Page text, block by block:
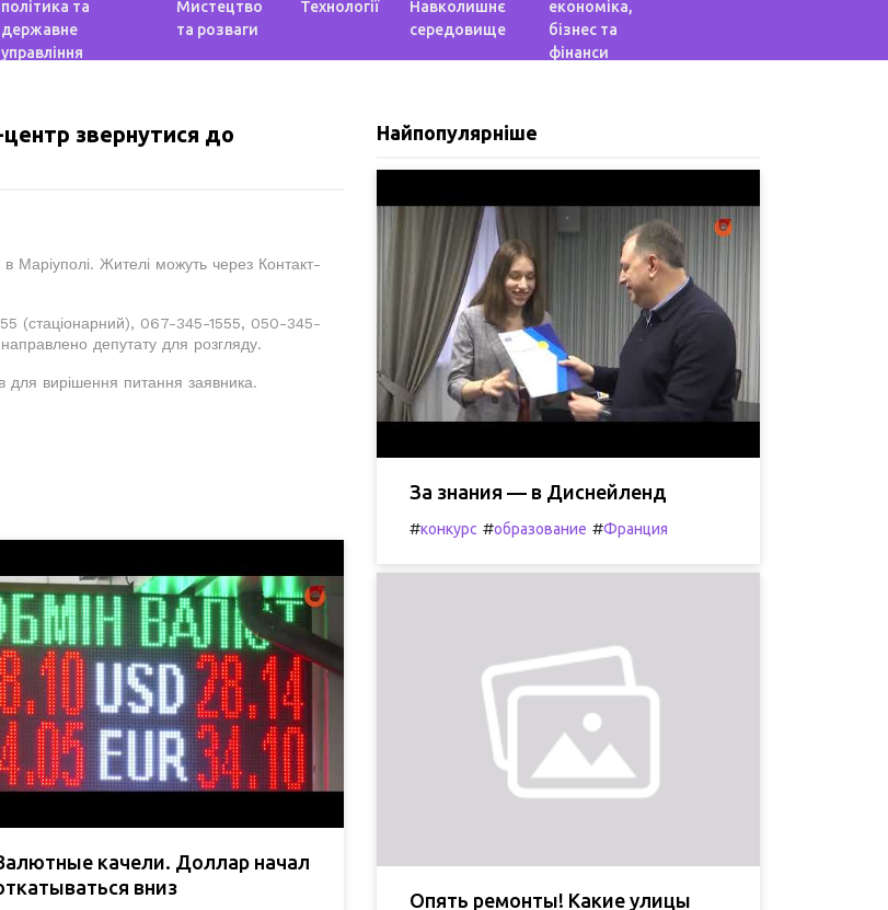
політика та
державне
управління
Мистецтво
та розваги
Технології
Навколишнє
середовище
економіка,
бізнес та
фінанси
звернутися до
в Маріуполі. Жителі можуть через Контакт-
(стаціонарний), 067-345-1555, 050-345-
депутату для розгляду.
для вирішення питання заявника.
качели. Доллар начал
вниз
Найпопулярніше
За знания — в Диснейленд
#конкурс #образование #Франция
Опять ремонты! Какие улицы